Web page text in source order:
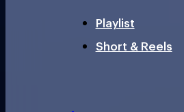
Playlist
Short & Reels